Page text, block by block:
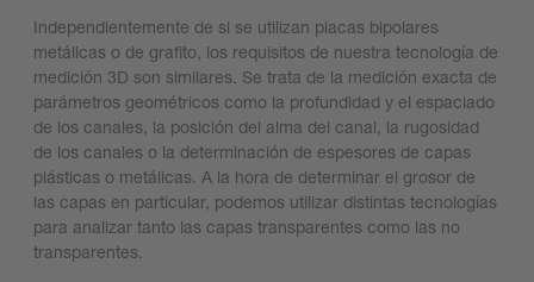
Independientemente de si se utilizan placas bipolares
metálicas o de grafito, los requisitos de nuestra tecnología de
medición 3D son similares. Se trata de la medición exacta de
parámetros geométricos como la profundidad y el espaciado
de los canales, la posición del alma del canal, la rugosidad
de los canales o la determinación de espesores de capas
plásticas o metálicas. A la hora de determinar el grosor de
las capas en particular, podemos utilizar distintas tecnologías
para analizar tanto las capas transparentes como las no
transparentes.